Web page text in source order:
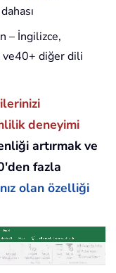
– İngilizce,
ve40+ diğer dili
deneyimi
artırmak ve
fazla
olan özelliği